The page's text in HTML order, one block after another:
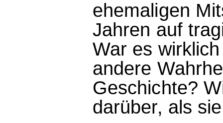
ehemaligen
Jahren auf
War es
andere
Geschichte?
darüber, als